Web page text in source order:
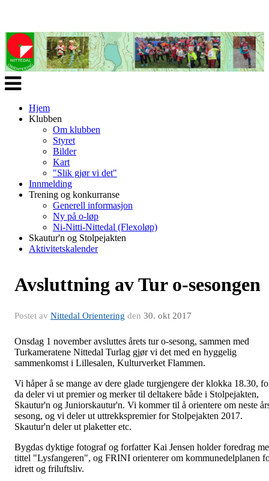
Veksle
navigasjon
Hjem
Klubben
Om klubben
Styret
Bilder
Kart
"Slik gjør vi det"
Innmelding
Trening og konkurranse
Generell informasjon
Ny på o-løp
Ni-Nitti-Nittedal (Flexoløp)
Skautur'n og Stolpejakten
Aktivitetskalender
Avsluttning av Tur o-sesongen
Postet av Nittedal Orientering den 30. okt 2017
Onsdag 1 november avsluttes årets tur o-sesong, sammen med
Turkameratene Nittedal Turlag gjør vi det med en hyggelig
sammenkomst i Lillesalen, Kulturverket Flammen.
Vi håper å se mange av dere glade turgjengere der klokka 18.30,
da deler vi ut premier og merker til deltakere både i Stolpejakten,
Skautur'n og Juniorskautur'n. Vi kommer til å orientere om neste
sesong, og vi deler ut uttrekkspremier for Stolpejakten 2017.
Skautur'n deler ut plaketter etc.
Bygdas dyktige fotograf og forfatter Kai Jensen holder foredrag
tittel "Lysfangeren", og FRINI orienterer om kommunedelplanen
idrett og friluftsliv.